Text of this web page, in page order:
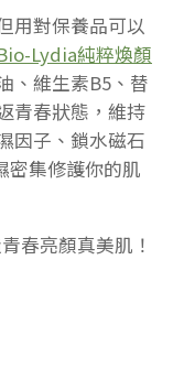
用對保養品可以
Lydia純粹煥顏
、維生素B5、替
青春狀態，維持
因子、鎖水磁石
密集修護你的肌
青春亮顏真美肌！